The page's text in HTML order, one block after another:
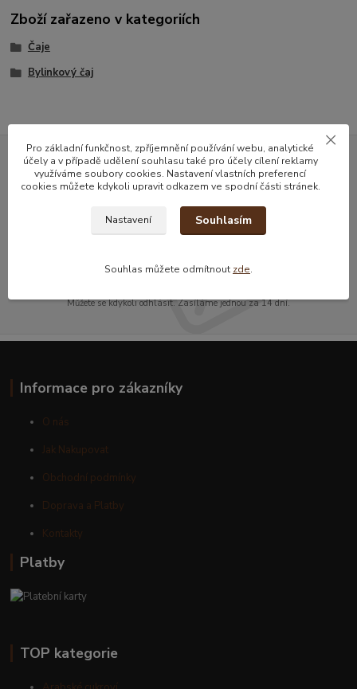
Zboží zařazeno v kategoriích
Čaje
Bylinkový čaj
Nepropásněte novinky, akce a
slevy!
Můžete se kdykoli odhlásit. Zasíláme jednou za 14 dní.
Informace pro zákazníky
O nás
Jak Nakupovat
Obchodní podmínky
Doprava a Platby
Kontakty
Platby
TOP kategorie
Pro základní funkčnost, zpříjemnění používání webu, analytické
účely a v případě udělení souhlasu také pro účely cílení reklamy
využíváme soubory cookies. Nastavení vlastních preferencí
cookies můžete kdykoli upravit odkazem ve spodní části stránek.
Nastavení Souhlasím
Souhlas můžete odmítnout zde.